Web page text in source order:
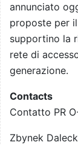
annunciato
proposte per
supportino la
rete di
generazione.
Contacts
Contatto PR
Zbynek